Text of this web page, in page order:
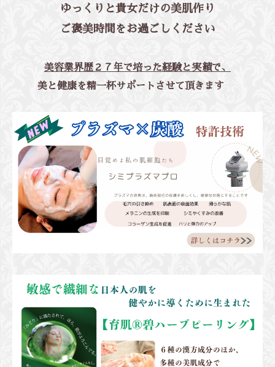
ゆっくりと貴女だけの美肌作り
ご褒美時間をお過ごしください
美容業界歴２７年で培った経験と実績で、
美と健康を精一杯サポートさせて頂きます